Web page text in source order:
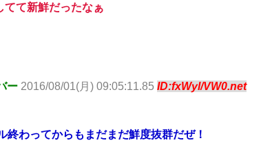
てて新鮮だったなぁ
ー 2016/08/01(月) 09:05:11.85 ID:fxWyl/VW0.net
終わってからもまだまだ鮮度抜群だぜ！